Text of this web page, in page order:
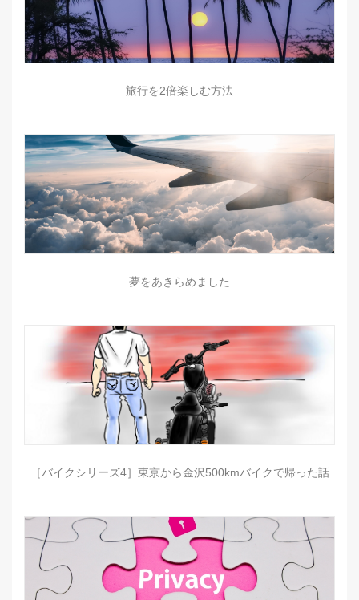
旅行を2倍楽しむ方法
夢をあきらめました
［バイクシリーズ4］東京から金沢500kmバイクで帰った話